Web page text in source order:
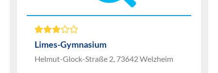
Limes-Gymnasium
Helmut-Glock-Straße 2, 73642 Welzheim